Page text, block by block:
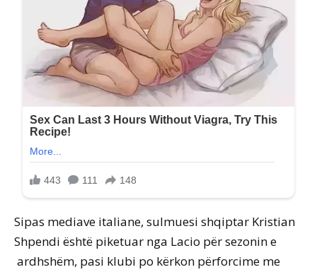
Sipas mediave italiane, sulmuesi shqiptar Kristian
Shpendi është piketuar nga Lacio për sezonin e
ardhshëm, pasi klubi po kërkon përforcime me